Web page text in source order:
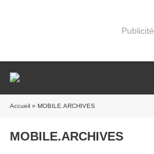
Publicité
Accueil » MOBILE.ARCHIVES
MOBILE.ARCHIVES